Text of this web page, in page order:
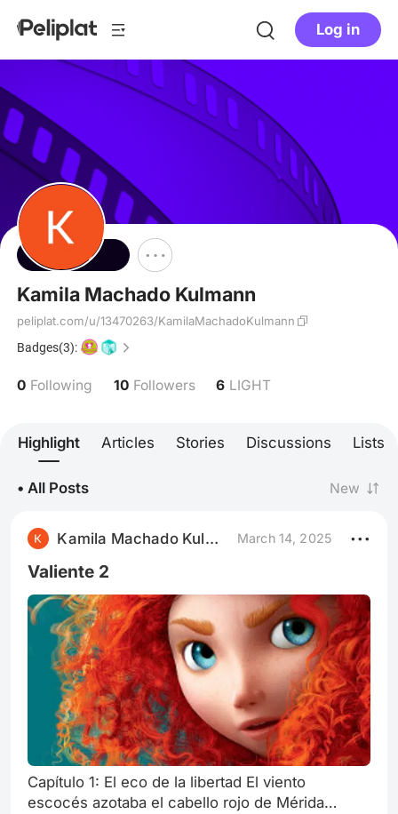
Log in
Follow
Kamila Machado Kulmann
peliplat.com/u/13470263/KamilaMachadoKulmann
Badges(3):
0 Following 10 Followers 6 LIGHT
Highlight Articles Stories Discussions Lists
• All Posts New
Kamila Machado Kulmann March 14, 2025
Valiente 2
Capítulo 1: El eco de la libertad El viento
escocés azotaba el cabello rojo de Mérida